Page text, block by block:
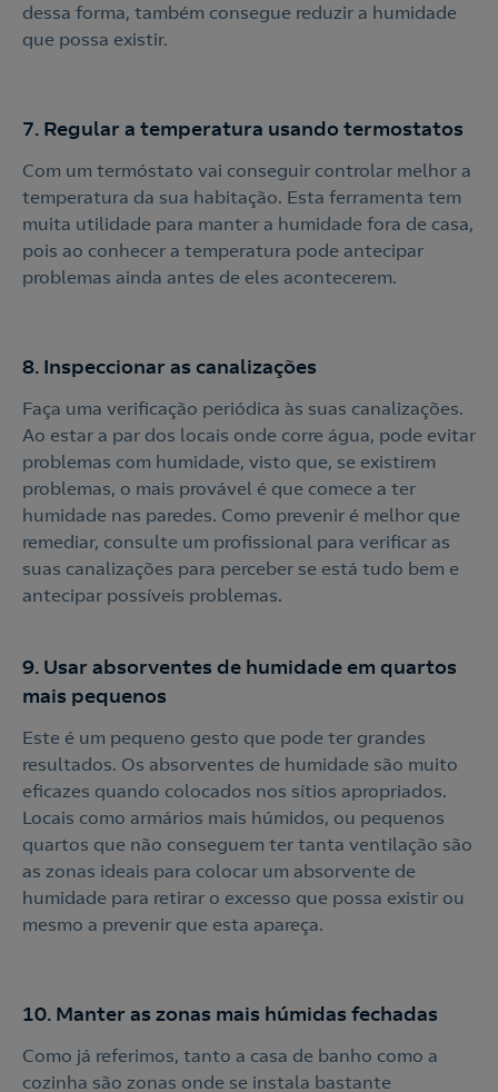
dessa forma, também consegue reduzir a humidade
que possa existir.
7. Regular a temperatura usando termostatos
Com um termóstato vai conseguir controlar melhor a
temperatura da sua habitação. Esta ferramenta tem
muita utilidade para manter a humidade fora de casa,
pois ao conhecer a temperatura pode antecipar
problemas ainda antes de eles acontecerem.
8. Inspeccionar as canalizações
Faça uma verificação periódica às suas canalizações.
Ao estar a par dos locais onde corre água, pode evitar
problemas com humidade, visto que, se existirem
problemas, o mais provável é que comece a ter
humidade nas paredes. Como prevenir é melhor que
remediar, consulte um profissional para verificar as
suas canalizações para perceber se está tudo bem e
antecipar possíveis problemas.
9. Usar absorventes de humidade em quartos
mais pequenos
Este é um pequeno gesto que pode ter grandes
resultados. Os absorventes de humidade são muito
eficazes quando colocados nos sítios apropriados.
Locais como armários mais húmidos, ou pequenos
quartos que não conseguem ter tanta ventilação são
as zonas ideais para colocar um absorvente de
humidade para retirar o excesso que possa existir ou
mesmo a prevenir que esta apareça.
10. Manter as zonas mais húmidas fechadas
Como já referimos, tanto a casa de banho como a
cozinha são zonas onde se instala bastante